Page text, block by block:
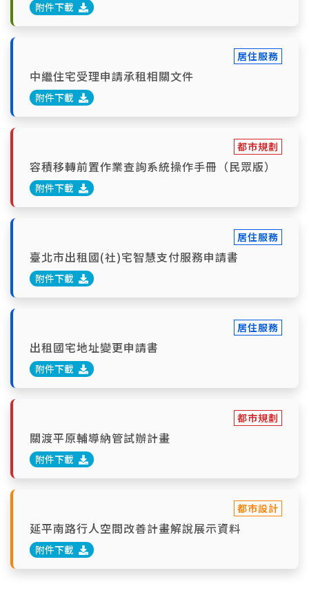
附件下載
居住服務
中繼住宅受理申請承租相關文件
附件下載
都市規劃
容積移轉前置作業查詢系統操作手冊（民眾版）
附件下載
居住服務
臺北市出租國(社)宅智慧支付服務申請書
附件下載
居住服務
出租國宅地址變更申請書
附件下載
都市規劃
關渡平原輔導納管試辦計畫
附件下載
都市設計
延平南路行人空間改善計畫解說展示資料
附件下載